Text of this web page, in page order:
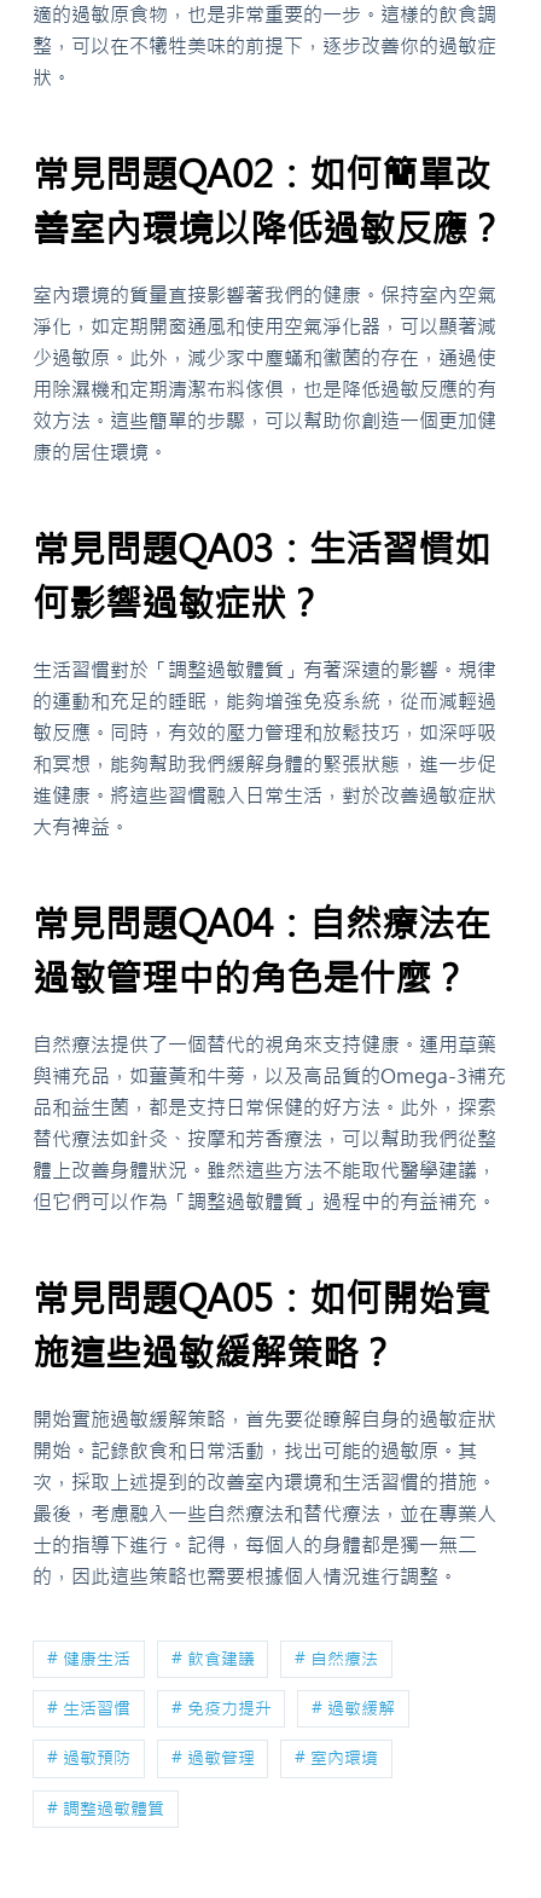
適的過敏原食物，也是非常重要的一步。這樣的飲食調
整，可以在不犧牲美味的前提下，逐步改善你的過敏症
狀。
常見問題QA02：如何簡單改
善室內環境以降低過敏反應？
室內環境的質量直接影響著我們的健康。保持室內空氣
淨化，如定期開窗通風和使用空氣淨化器，可以顯著減
少過敏原。此外，減少家中塵蟎和黴菌的存在，通過使
用除濕機和定期清潔布料傢俱，也是降低過敏反應的有
效方法。這些簡單的步驟，可以幫助你創造一個更加健
康的居住環境。
常見問題QA03：生活習慣如
何影響過敏症狀？
生活習慣對於「調整過敏體質」有著深遠的影響。規律
的運動和充足的睡眠，能夠增強免疫系統，從而減輕過
敏反應。同時，有效的壓力管理和放鬆技巧，如深呼吸
和冥想，能夠幫助我們緩解身體的緊張狀態，進一步促
進健康。將這些習慣融入日常生活，對於改善過敏症狀
大有裨益。
常見問題QA04：自然療法在
過敏管理中的角色是什麼？
自然療法提供了一個替代的視角來支持健康。運用草藥
與補充品，如薑黃和牛蒡，以及高品質的Omega-3補充
品和益生菌，都是支持日常保健的好方法。此外，探索
替代療法如針灸、按摩和芳香療法，可以幫助我們從整
體上改善身體狀況。雖然這些方法不能取代醫學建議，
但它們可以作為「調整過敏體質」過程中的有益補充。
常見問題QA05：如何開始實
施這些過敏緩解策略？
開始實施過敏緩解策略，首先要從瞭解自身的過敏症狀
開始。記錄飲食和日常活動，找出可能的過敏原。其
次，採取上述提到的改善室內環境和生活習慣的措施。
最後，考慮融入一些自然療法和替代療法，並在專業人
士的指導下進行。記得，每個人的身體都是獨一無二
的，因此這些策略也需要根據個人情況進行調整。
# 健康生活 # 飲食建議 # 自然療法
# 生活習慣 # 免疫力提升 # 過敏緩解
# 過敏預防 # 過敏管理 # 室內環境
# 調整過敏體質